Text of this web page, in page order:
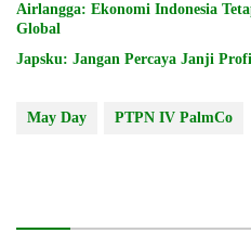
Airlangga: Ekonomi Indonesia
Global
Japsku: Jangan Percaya Janji
May Day PTPN IV PalmCo